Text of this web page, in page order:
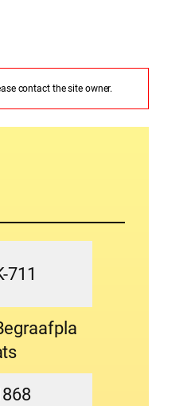
contact the site owner.
711